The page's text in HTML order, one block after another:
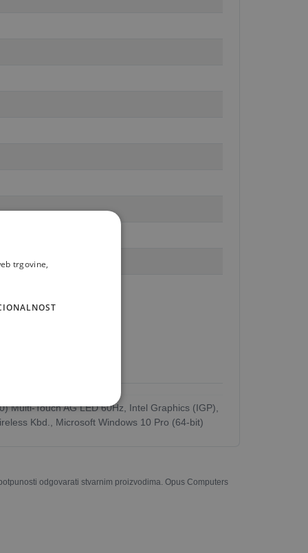
Multi-Touch AG LED 60Hz, Intel Graphics (IGP),
Kbd., Microsoft Windows 10 Pro (64-bit)
odgovarati stvarnim proizvodima. Opus Computers
trgovine,